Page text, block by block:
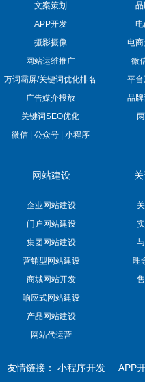
文案策划
APP开发
摄影摄像
电
网站运维推广
微
万词霸屏/关键词优化排名
平
广告媒介投放
品
关键词SEO优化
微信 | 公众号 | 小程序
网站建设
企业网站建设
门户网站建设
集团网站建设
营销型网站建设
商城网站开发
响应式网站建设
产品网站建设
网站代运营
理
友情链接： 小程序开发 APP